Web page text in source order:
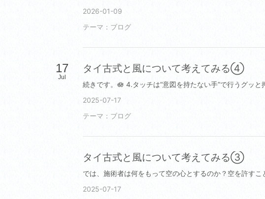
2026-01-09
テーマ： ブログ
17
Jul
タイ古式と風について考えてみる④
2025-07-17
テーマ： ブログ
タイ古式と風について考えてみる③
2025-07-17